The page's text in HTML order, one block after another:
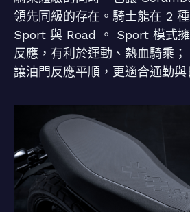
領先同級的存在。騎士能在 2
Sport 與 Road 。 Sport 模式
反應，有利於運動、熱血騎乘
讓油門反應平順，更適合通勤與